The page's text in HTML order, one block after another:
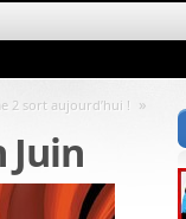
2 sort aujourd’hui ! »
Juin